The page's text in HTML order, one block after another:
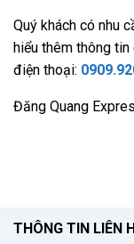
Quý khách có nhu
hiểu thêm thông
điện thoại:
Đăng Quang
THÔNG TIN LIÊN